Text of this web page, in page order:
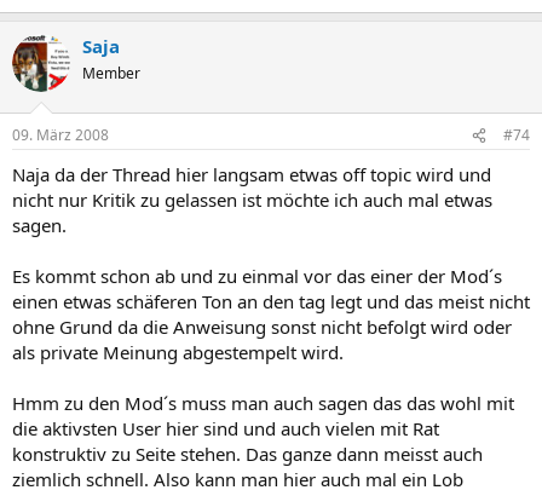
Saja
Member
09. März 2008 #74
Naja da der Thread hier langsam etwas off topic wird und
nicht nur Kritik zu gelassen ist möchte ich auch mal etwas
sagen.
Es kommt schon ab und zu einmal vor das einer der Mod´s
einen etwas schäferen Ton an den tag legt und das meist nicht
ohne Grund da die Anweisung sonst nicht befolgt wird oder
als private Meinung abgestempelt wird.
Hmm zu den Mod´s muss man auch sagen das das wohl mit
die aktivsten User hier sind und auch vielen mit Rat
konstruktiv zu Seite stehen. Das ganze dann meisst auch
ziemlich schnell. Also kann man hier auch mal ein Lob